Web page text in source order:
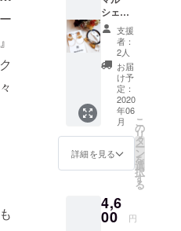
テンレ
スピア
スと
は、医
療で使
われる
メスな
どと同
じ素材
出でき
ていま
アレル
ギーが
言われ
ていま
います
が、値
段が違
うため
他のリ
ターン
からの
選択と
なりま
す。 ○
郵送で
お届け
された
い方、
ヨガを
体験し
てみた
い方、
どなた
でも大
丈夫で
す。自
分自身
と向き
敵な時
間を過
ごしま
シェ出
店者さ
まよ
り〜
macoro
【『身
につけ
るお
花』を
コンセ
プトに
ドライ
フラ
使用し
たレジ
ンアク
支援
者：
2人
お届
け予
定：
2020
年06
月
詳細を見る
こ
の
リ
タ
ー
ン
を
選
択
す
る
4,6
00 円